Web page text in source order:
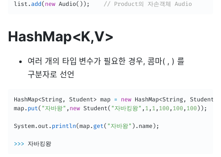
list .add ( new Audio( ) ) ; // Product의 자손객체 Audio
HashMap<K,V>
여러 개의 타입 변수가 필요한 경우, 콤마( , ) 를
구분자로 선언
HashMap<String, Student> map = new HashMap<String, Student
map. put( "자바왕" , new Student( "자바킹왕" , 1 , 1 , 100, 100, 100) ) ;
System. out . println(map. get( "자바왕" ) . name) ;
>>> 자바킹왕